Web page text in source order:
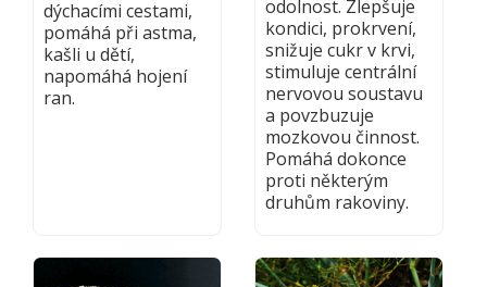
dýchacími cestami,
pomáhá při astma,
kašli u dětí,
napomáhá hojení
ran.
odolnost. Zlepšuje
kondici, prokrvení,
snižuje cukr v krvi,
stimuluje centrální
nervovou soustavu
a povzbuzuje
mozkovou činnost.
Pomáhá dokonce
proti některým
druhům rakoviny.